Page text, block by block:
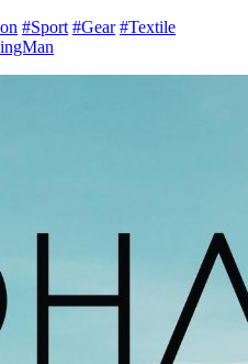
#Sport #Gear #Textile